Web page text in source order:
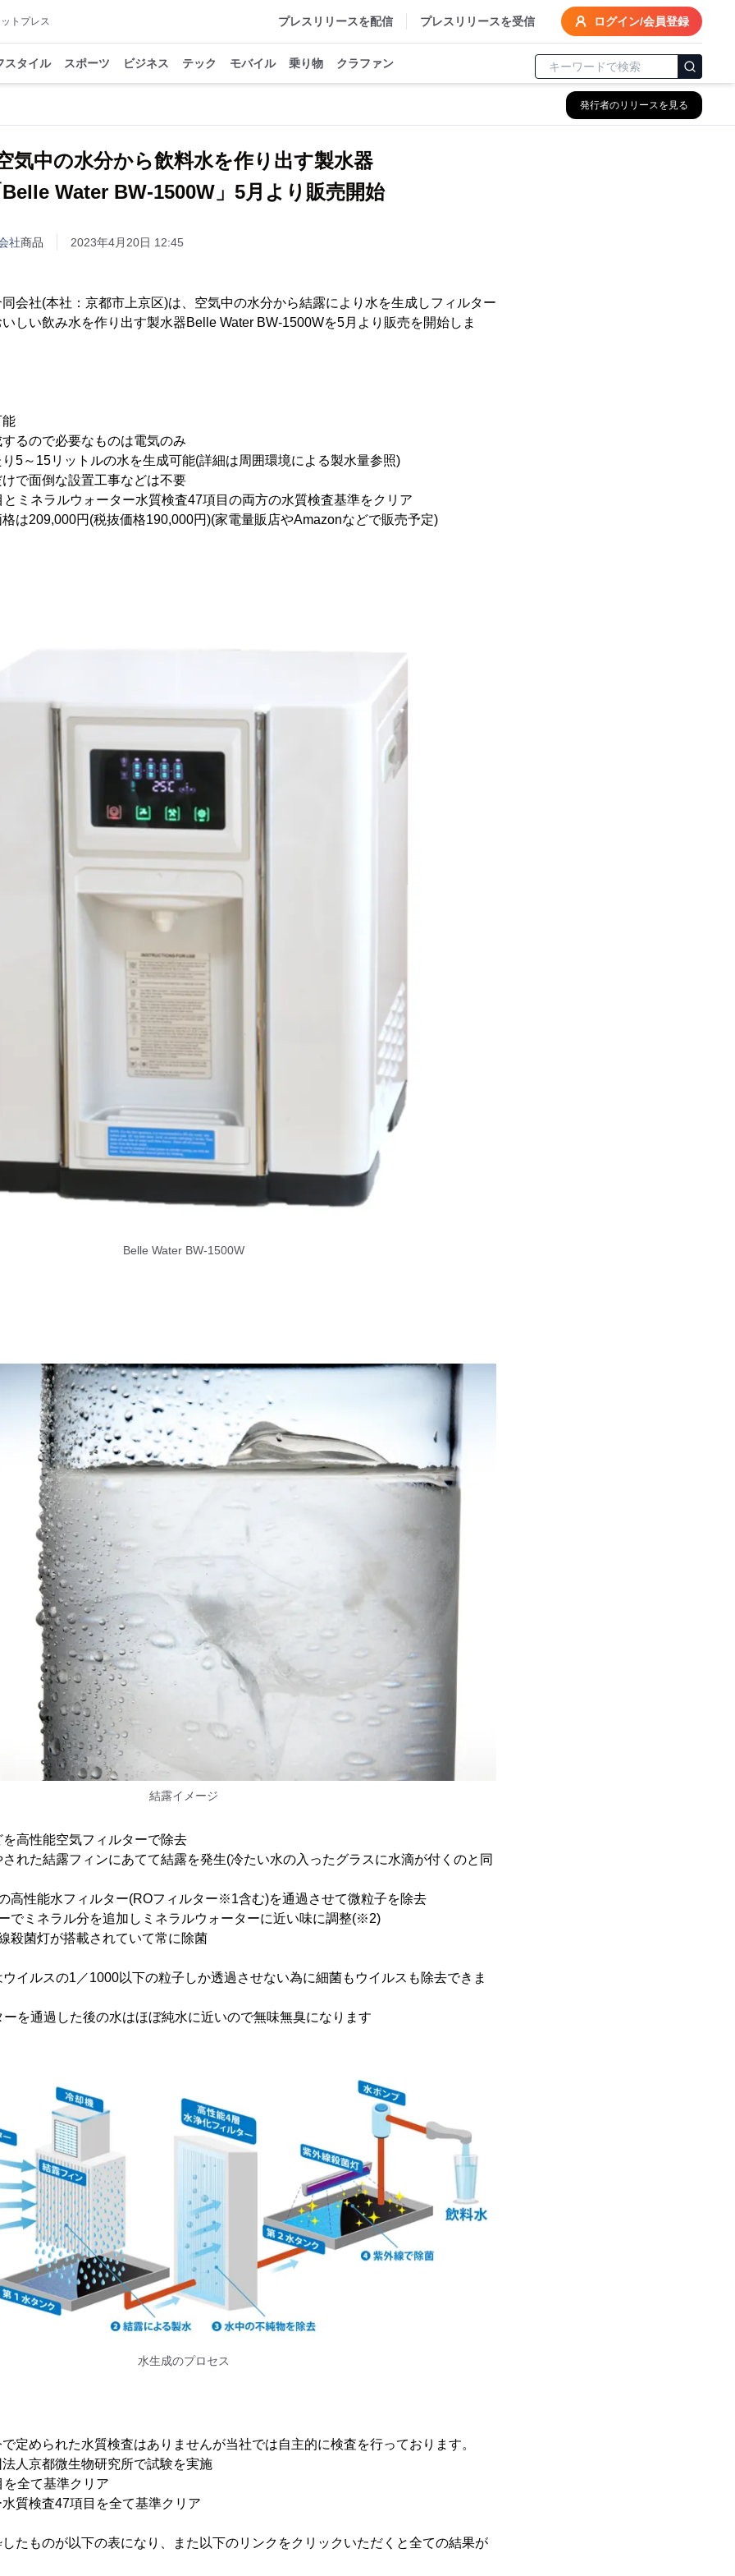
トプレス プレスリリースを配信 プレスリリースを受信 ログイン/会員登録
スタイル スポーツ ビジネス テック モバイル 乗り物 クラファン
発行者のリリースを見る
気中の水分から飲料水を作り出す製水器
Belle Water BW-1500W」5月より販売開始
社商品 2023年4月20日 12:45
会社(本社：京都市上京区)は、空気中の水分から結露により水を生成しフィルター
しい飲み水を作り出す製水器Belle Water BW-1500Wを5月より販売を開始しま
能
するので必要なものは電気のみ
り5～15リットルの水を生成可能(詳細は周囲環境による製水量参照)
けで面倒な設置工事などは不要
とミネラルウォーター水質検査47項目の両方の水質検査基準をクリア
格は209,000円(税抜価格190,000円)(家電量販店やAmazonなどで販売予定)
Belle Water BW-1500W
結露イメージ
高性能空気フィルターで除去
れた結露フィンにあてて結露を発生(冷たい水の入ったグラスに水滴が付くのと同
高性能水フィルター(ROフィルター※1含む)を通過させて微粒子を除去
でミネラル分を追加しミネラルウォーターに近い味に調整(※2)
殺菌灯が搭載されていて常に除菌
イルスの1／1000以下の粒子しか透過させない為に細菌もウイルスも除去できま
を通過した後の水はほぼ純水に近いので無味無臭になります
水生成のプロセス
定められた水質検査はありませんが当社では自主的に検査を行っております。
法人京都微生物研究所で試験を実施
を全て基準クリア
水質検査47項目を全て基準クリア
したものが以下の表になり、また以下のリンクをクリックいただくと全ての結果が